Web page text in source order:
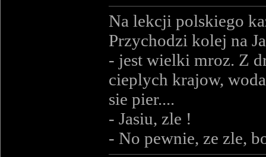
Na lekcji polskiego
Przychodzi kolej na
- jest wielki mroz. Z
cieplych krajow,
sie pier....
- Jasiu, zle !
- No pewnie, ze zle,